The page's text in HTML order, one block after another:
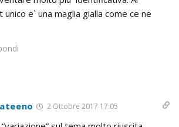
e` una maglia gialla come ce ne
2 Ottobre 2017 17:05